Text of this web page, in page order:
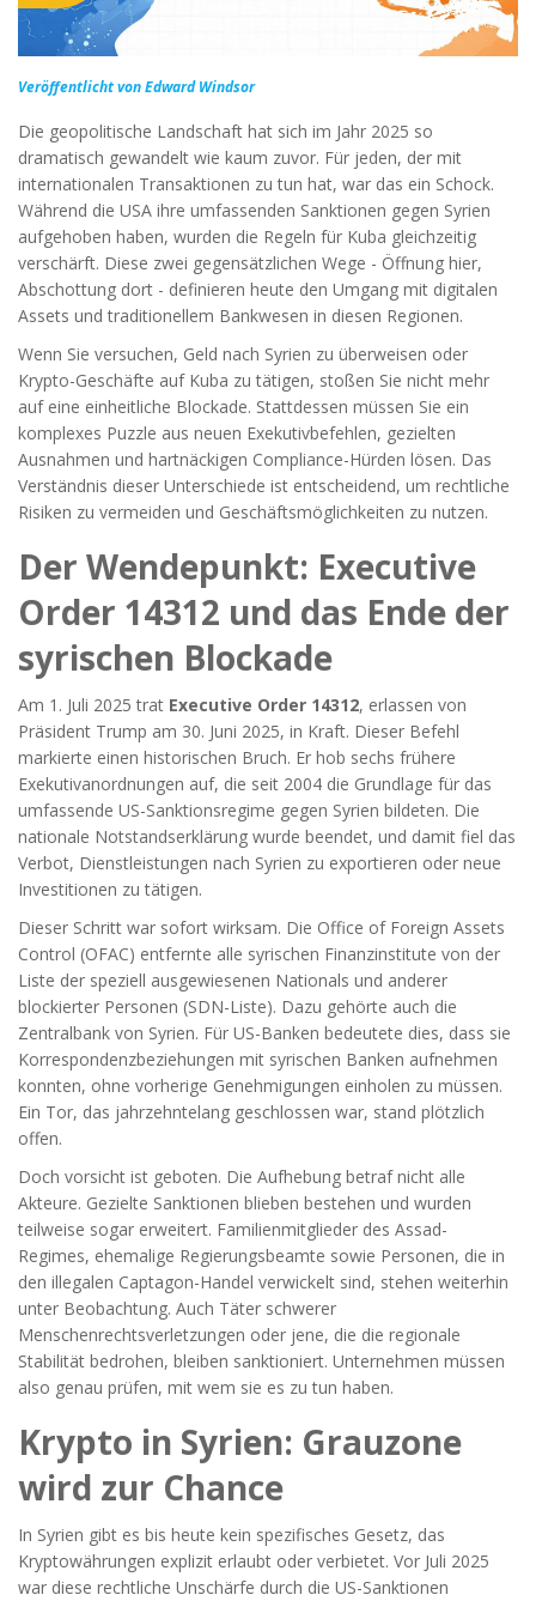
Veröffentlicht von Edward Windsor
Die geopolitische Landschaft hat sich im Jahr 2025 so
dramatisch gewandelt wie kaum zuvor. Für jeden, der mit
internationalen Transaktionen zu tun hat, war das ein Schock.
Während die USA ihre umfassenden Sanktionen gegen Syrien
aufgehoben haben, wurden die Regeln für Kuba gleichzeitig
verschärft. Diese zwei gegensätzlichen Wege - Öffnung hier,
Abschottung dort - definieren heute den Umgang mit digitalen
Assets und traditionellem Bankwesen in diesen Regionen.
Wenn Sie versuchen, Geld nach Syrien zu überweisen oder
Krypto-Geschäfte auf Kuba zu tätigen, stoßen Sie nicht mehr
auf eine einheitliche Blockade. Stattdessen müssen Sie ein
komplexes Puzzle aus neuen Exekutivbefehlen, gezielten
Ausnahmen und hartnäckigen Compliance-Hürden lösen. Das
Verständnis dieser Unterschiede ist entscheidend, um rechtliche
Risiken zu vermeiden und Geschäftsmöglichkeiten zu nutzen.
Der Wendepunkt: Executive
Order 14312 und das Ende der
syrischen Blockade
Am 1. Juli 2025 trat Executive Order 14312, erlassen von
Präsident Trump am 30. Juni 2025, in Kraft. Dieser Befehl
markierte einen historischen Bruch. Er hob sechs frühere
Exekutivanordnungen auf, die seit 2004 die Grundlage für das
umfassende US-Sanktionsregime gegen Syrien bildeten. Die
nationale Notstandserklärung wurde beendet, und damit fiel das
Verbot, Dienstleistungen nach Syrien zu exportieren oder neue
Investitionen zu tätigen.
Dieser Schritt war sofort wirksam. Die Office of Foreign Assets
Control (OFAC) entfernte alle syrischen Finanzinstitute von der
Liste der speziell ausgewiesenen Nationals und anderer
blockierter Personen (SDN-Liste). Dazu gehörte auch die
Zentralbank von Syrien. Für US-Banken bedeutete dies, dass sie
Korrespondenzbeziehungen mit syrischen Banken aufnehmen
konnten, ohne vorherige Genehmigungen einholen zu müssen.
Ein Tor, das jahrzehntelang geschlossen war, stand plötzlich
offen.
Doch vorsicht ist geboten. Die Aufhebung betraf nicht alle
Akteure. Gezielte Sanktionen blieben bestehen und wurden
teilweise sogar erweitert. Familienmitglieder des Assad-
Regimes, ehemalige Regierungsbeamte sowie Personen, die in
den illegalen Captagon-Handel verwickelt sind, stehen weiterhin
unter Beobachtung. Auch Täter schwerer
Menschenrechtsverletzungen oder jene, die die regionale
Stabilität bedrohen, bleiben sanktioniert. Unternehmen müssen
also genau prüfen, mit wem sie es zu tun haben.
Krypto in Syrien: Grauzone
wird zur Chance
In Syrien gibt es bis heute kein spezifisches Gesetz, das
Kryptowährungen explizit erlaubt oder verbietet. Vor Juli 2025
war diese rechtliche Unschärfe durch die US-Sanktionen